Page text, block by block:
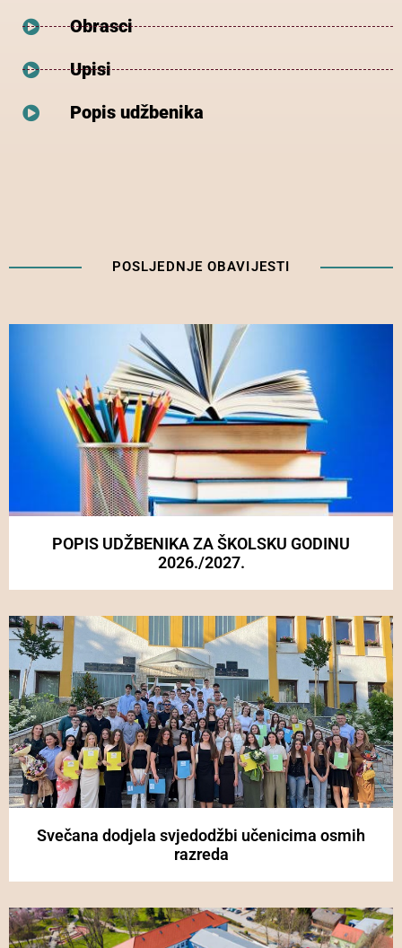
Obrasci
Upisi
Popis udžbenika
POSLJEDNJE OBAVIJESTI
POPIS UDŽBENIKA ZA ŠKOLSKU GODINU
2026./2027.
Svečana dodjela svjedodžbi učenicima osmih
razreda